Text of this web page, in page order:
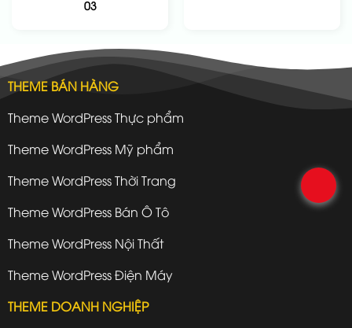
03
THEME BÁN HÀNG
Theme WordPress Thực phẩm
Theme WordPress Mỹ phẩm
Theme WordPress Thời Trang
Theme WordPress Bán Ô Tô
Theme WordPress Nội Thất
Theme WordPress Điện Máy
THEME DOANH NGHIỆP